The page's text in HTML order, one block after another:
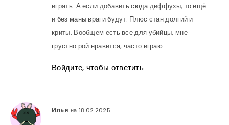
играть. А если добавить сюда диффузы, то ещё
и без маны враги будут. Плюс стан долгий и
криты. Вообщем есть все для убийцы, мне
грустно рой нравится, часто играю.
Войдите, чтобы ответить
Илья на 18.02.2025